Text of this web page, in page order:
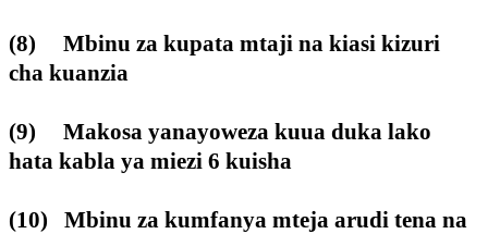
(8) Mbinu za kupata mtaji na kiasi kizuri
cha kuanzia
(9) Makosa yanayoweza kuua duka lako
hata kabla ya miezi 6 kuisha
(10) Mbinu za kumfanya mteja arudi tena na